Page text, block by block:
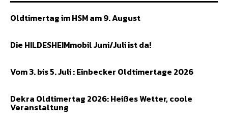
Oldtimertag im HSM am 9. August
Die HILDESHEIMmobil Juni/Juli ist da!
Vom 3. bis 5. Juli : Einbecker Oldtimertage 2026
Dekra Oldtimertag 2026: Heißes Wetter, coole
Veranstaltung